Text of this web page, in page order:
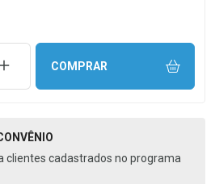
AUMENTAR UMA UNIDADE
COMPRAR
clientes cadastrados no programa